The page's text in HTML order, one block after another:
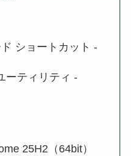
ショートカット -
ーティリティ -
25H2（64bit）